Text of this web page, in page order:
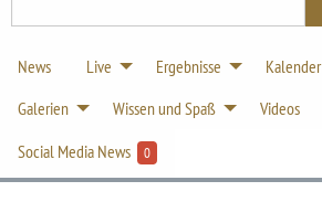
News Live Ergebnisse Kalender
Galerien
Wissen und Spaß Videos
Social Media News
0